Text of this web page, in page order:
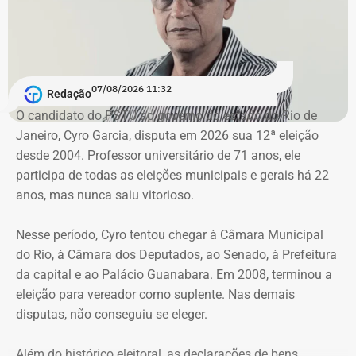
motorista deve acessar o aplicativo Jaé, selecionar a
opção Rio Rotativo, confirmar automaticamente o
endereço identificado pelo GPS, informar a placa do
veículo e escolher o período de permanência. O
pagamento pode ser realizado por Pix ou cartão de
crédito diretamente no aplicativo.
Os 80 guardadores credenciados atuarão orientando os
motoristas sobre o funcionamento do sistema e a
utilização do aplicativo Jaé. Eles não recebem qualquer
de estacionamento é realizada exclusivamente pelo
aplicativo.
Mais de 37 mil validação na Lagoa
Implantado no dia 17 de julho em cerca de 900 vagas no
Redação07/08/2026 11:32
O candidato do PSTU ao governo do estado do Rio de
Janeiro, Cyro Garcia, disputa em 2026 sua 12ª eleição
desde 2004. Professor universitário de 71 anos, ele
participa de todas as eleições municipais e gerais há 22
anos, mas nunca saiu vitorioso.
Nesse período, Cyro tentou chegar à Câmara Municipal
do Rio, à Câmara dos Deputados, ao Senado, à Prefeitura
da capital e ao Palácio Guanabara. Em 2008, terminou a
eleição para vereador como suplente. Nas demais
disputas, não conseguiu se eleger.